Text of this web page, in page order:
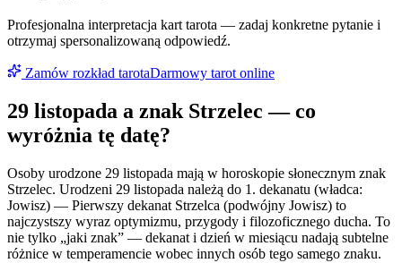
Profesjonalna interpretacja kart tarota — zadaj konkretne pytanie i
otrzymaj spersonalizowaną odpowiedź.
Zamów rozkład tarotaDarmowy tarot online
29 listopada a znak Strzelec — co
wyróżnia tę datę?
Osoby urodzone 29 listopada mają w horoskopie słonecznym znak
Strzelec. Urodzeni 29 listopada należą do 1. dekanatu (władca:
Jowisz) — Pierwszy dekanat Strzelca (podwójny Jowisz) to
najczystszy wyraz optymizmu, przygody i filozoficznego ducha. To
nie tylko „jaki znak” — dekanat i dzień w miesiącu nadają subtelne
różnice w temperamencie wobec innych osób tego samego znaku.